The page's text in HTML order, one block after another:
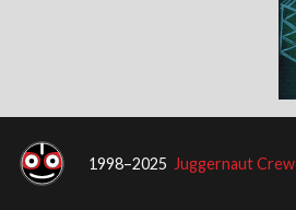
1998–2025 Juggernaut Crew